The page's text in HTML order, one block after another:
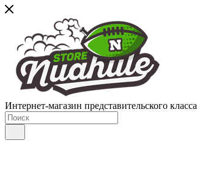
Интернет-магазин представительского класса